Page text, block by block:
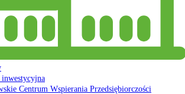
Centrum Wspierania Przedsiębiorczości